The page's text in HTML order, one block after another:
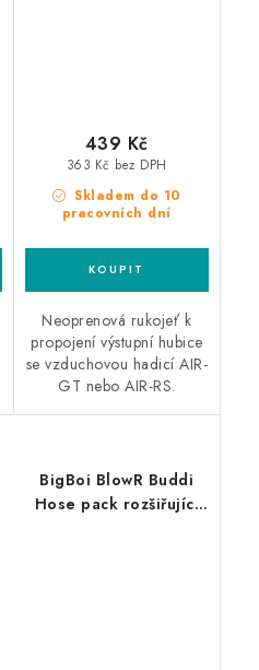
Skladem do 10
pracovních dní
363 Kč bez DPH
439 Kč
Neoprenová rukojeť k
propojení výstupní hubice
se vzduchovou hadicí AIR-
GT nebo AIR-RS.
BigBoi BlowR Buddi
Hose pack rozšiřující